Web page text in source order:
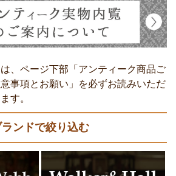
、ページ下部「アンティーク商品ご
事項とお願い」を必ずお読みいただ
す。
ランドで絞り込む